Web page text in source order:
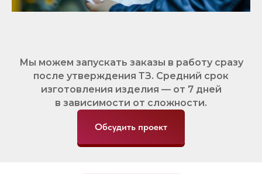
Мы можем запускать заказы в работу сразу
после утверждения ТЗ. Средний срок
изготовления изделия — от 7 дней
в зависимости от сложности.
Обсудить проект